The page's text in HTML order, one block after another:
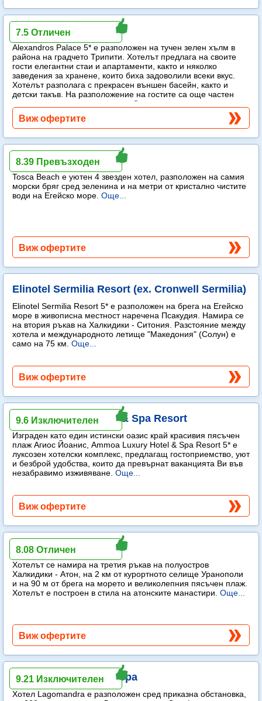
Alexandros Palace
Alexandros Palace 5* e разположен на тучен зелен хълм в
района на градчето Трипити. Хотелът предлага на своите
гости елегантни стаи и апартаменти, както и няколко
заведения за хранене, които биха задоволили всеки вкус.
Хотелът разполага с прекрасен външен басейн, както и
детски такъв. На разположение на гостите са още частен
Още...
7.5 Отличен
Виж офертите
Tosca Beach
Tosca Beach е уютен 4 звезден хотел, разположен на самия
морски бряг сред зеленина и на метри от кристално чистите
води на Егейско море. Още...
8.39 Превъзходен
Виж офертите
Elinotel Sermilia Resort (ex. Cronwell Sermilia)
Elinotel Sermilia Resort 5* е разположен на брега на Егейско
море в живописна местност наречена Псакудия. Намира се
на втория ръкав на Халкидики - Ситония. Разстояние между
хотела и международното летище "Македония" (Солун) е
само на 75 км. Още...
Виж офертите
Ammoa Luxury Hotel & Spa Resort
Изграден като един истински оазис край красивия пясъчен
плаж Агиос Йоанис, Ammoa Luxury Hotel & Spa Resort 5* е
луксозен хотелски комплекс, предлагащ гостоприемство, уют
и безброй удобства, които да превърнат ваканцията Ви във
незабравимо изживяване. Още...
9.6 Изключителен
Виж офертите
Akrathos Beach Hotel
Хотелът се намира на третия ръкав на полуостров
Халкидики - Атон, на 2 км от курортното селище Уранополи
и на 90 м от брега на морето и великолепния пясъчен плаж.
Хотелът е построен в стила на атонските манастири. Още...
8.08 Отличен
Виж офертите
Lagomandra Hotel & Spa
Хотел Lagomandra е разположен сред приказна обстановка,
9.21 Изключителен